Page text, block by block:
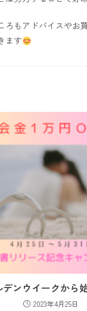
ろもアドバイスやお
ます
デンウイークから
2023年4月25日